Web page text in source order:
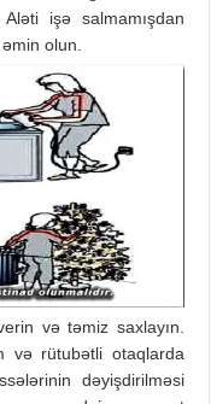
işə salmamışdan
olun.
və təmiz saxlayın.
və rütubətli otaqlarda
dəyişdirilməsi